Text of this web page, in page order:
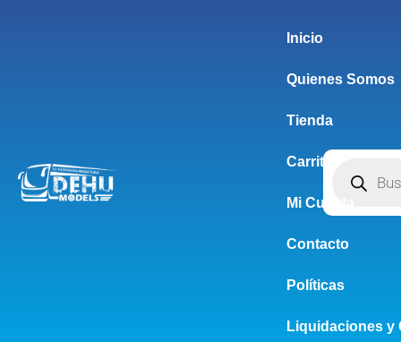
Inicio
Quienes Somos
Tienda
Carrito
Mi Cuenta
Contacto
Políticas
Liquidaciones y